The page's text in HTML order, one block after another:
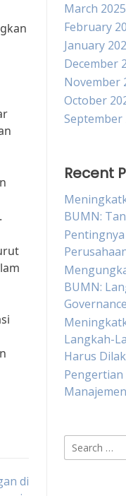
di
March 2025
February
January
December
November
October
September
Recent
BUMN:
BUMN:
Governance
Langkah-
Harus
Search
for: